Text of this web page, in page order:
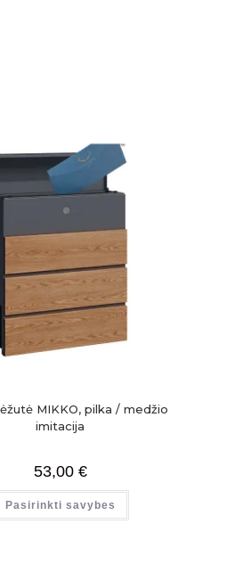
MIKKO, pilka / medžio
imitacija
53,00 €
Pasirinkti savybes